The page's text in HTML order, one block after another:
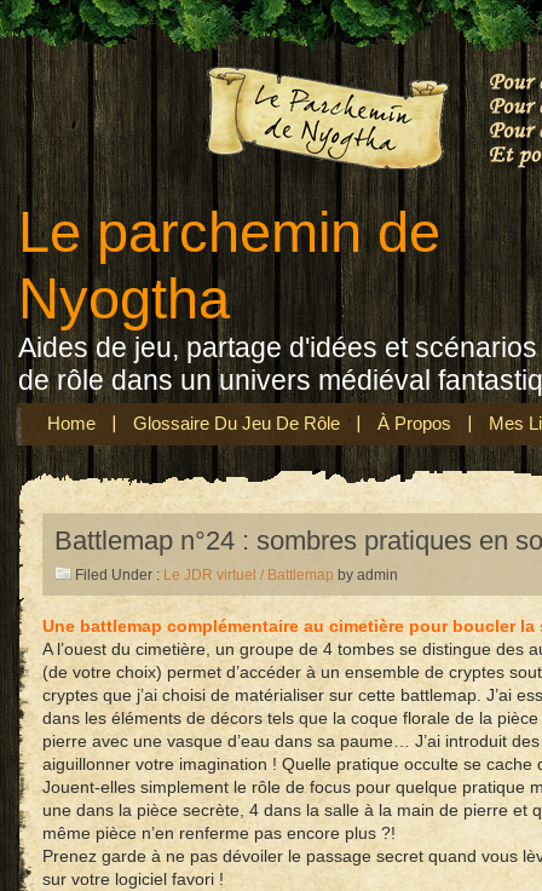
Le parchemin de
Nyogtha
Aides de jeu, partage d'idées et
de rôle dans un univers médiéval
Home Glossaire Du Jeu De Rôle À Propos Mes
Battlemap n°24 : sombres pratiques en
Filed Under : Le JDR virtuel / Battlemap by admin
Une battlemap complémentaire au cimetière pour boucler la
A l’ouest du cimetière, un groupe de 4 tombes se distingue des
(de votre choix) permet d’accéder à un ensemble de cryptes
cryptes que j’ai choisi de matérialiser sur cette battlemap. J’ai
dans les éléments de décors tels que la coque florale de la
pierre avec une vasque d’eau dans sa paume… J’ai introduit
aiguillonner votre imagination ! Quelle pratique occulte se cache
Jouent-elles simplement le rôle de focus pour quelque pratique
une dans la pièce secrète, 4 dans la salle à la main de pierre et
même pièce n’en renferme pas encore plus ?!
Prenez garde à ne pas dévoiler le passage secret quand vous
sur votre logiciel favori !